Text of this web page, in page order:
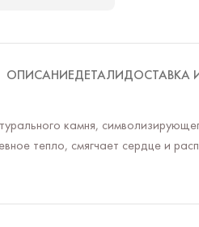
ОПИСАНИЕДЕТАЛИДОСТАВКА
камня,
тепло, смягчает сердце и